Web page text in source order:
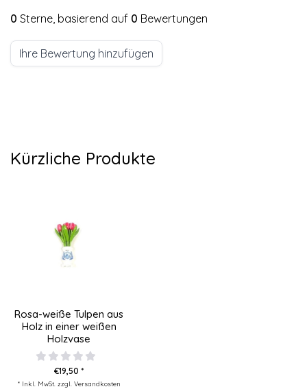
0 Sterne, basierend auf 0 Bewertungen
Ihre Bewertung hinzufügen
Kürzliche Produkte
Rosa-weiße Tulpen aus
Holz in einer weißen
Holzvase
€19,50 *
* Inkl. MwSt. zzgl. Versandkosten